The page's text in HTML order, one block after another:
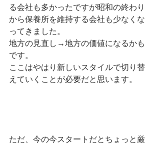
る会社も多かったですが昭和の終わり
から保養所を維持する会社も少なくな
ってきました。
地方の見直し→地方の価値になるかも
です。
ここはやはり新しいスタイルで切り替
えていくことが必要だと思います。
ただ、今の今スタートだとちょっと厳